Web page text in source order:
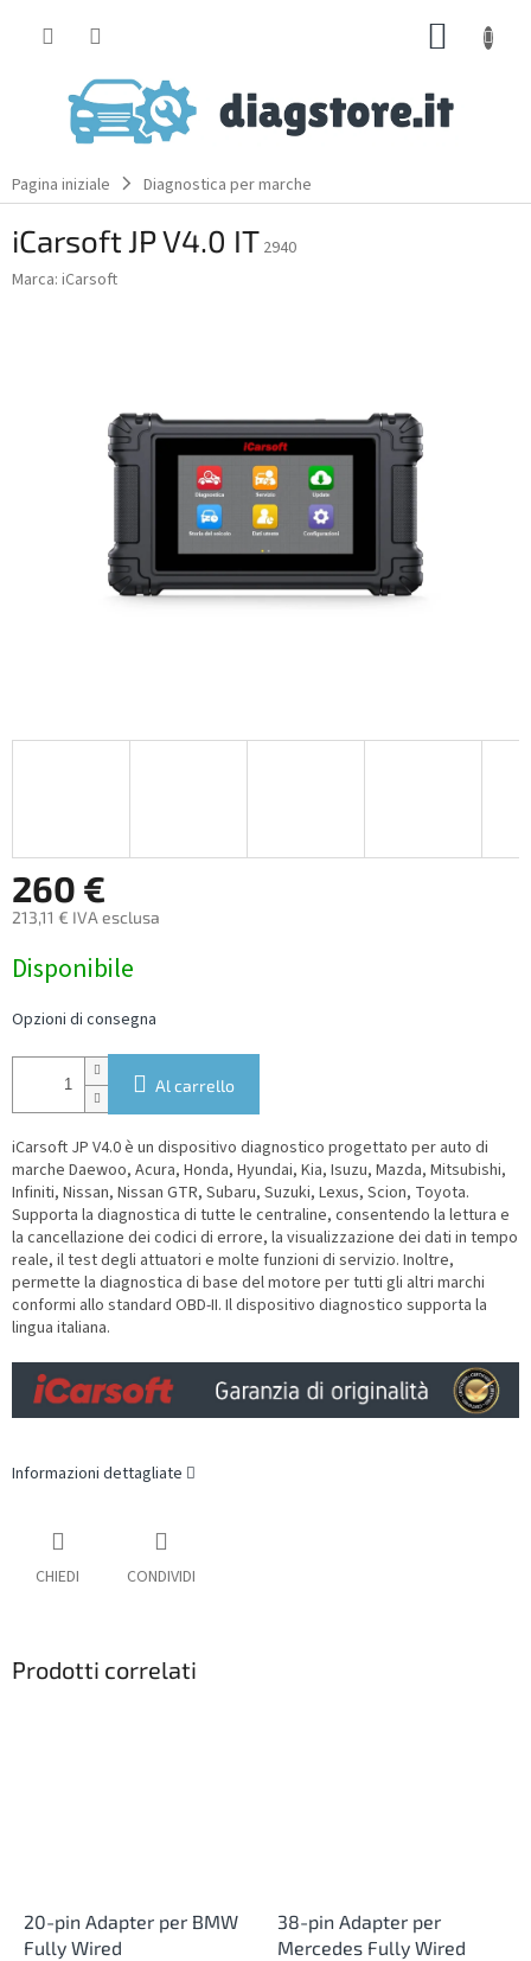
Pagina iniziale Diagnostica per marche
iCarsoft JP V4.0 IT 2940
Marca: iCarsoft
260 €
213,11 € IVA esclusa
price:
Disponibile
Opzioni di consegna
Al carrello
iCarsoft JP V4.0 è un dispositivo diagnostico progettato per auto di
marche Daewoo, Acura, Honda, Hyundai, Kia, Isuzu, Mazda, Mitsubishi,
Infiniti, Nissan, Nissan GTR, Subaru, Suzuki, Lexus, Scion, Toyota.
Supporta la diagnostica di tutte le centraline, consentendo la lettura e
la cancellazione dei codici di errore, la visualizzazione dei dati in tempo
reale, il test degli attuatori e molte funzioni di servizio. Inoltre,
permette la diagnostica di base del motore per tutti gli altri marchi
conformi allo standard OBD-II. Il dispositivo diagnostico supporta la
lingua italiana.
Informazioni dettagliate
CHIEDI CONDIVIDI
Prodotti correlati
20-pin Adapter per BMW
Fully Wired
38-pin Adapter per
Mercedes Fully Wired